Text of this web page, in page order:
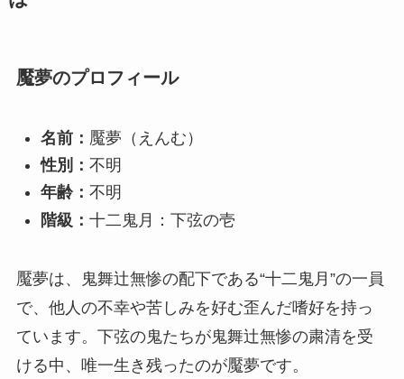
魘夢のプロフィール
名前： 魘夢（えんむ）
性別： 不明
年齢： 不明
階級： 十二鬼月：下弦の壱
魘夢は、鬼舞辻無惨の配下である“十二鬼月”の一員
で、他人の不幸や苦しみを好む歪んだ嗜好を持っ
ています。下弦の鬼たちが鬼舞辻無惨の粛清を受
ける中、唯一生き残ったのが魘夢です。